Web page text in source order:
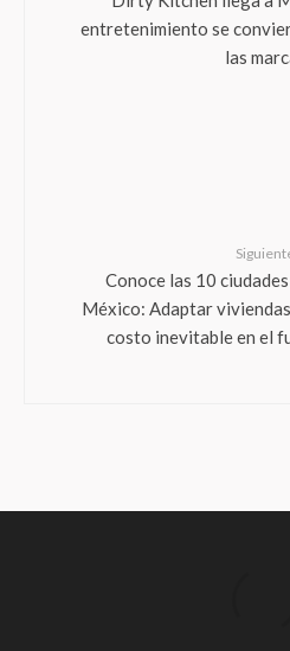
entretenimiento se
las
Conoce las 10
México: Adaptar
costo inevitable en el